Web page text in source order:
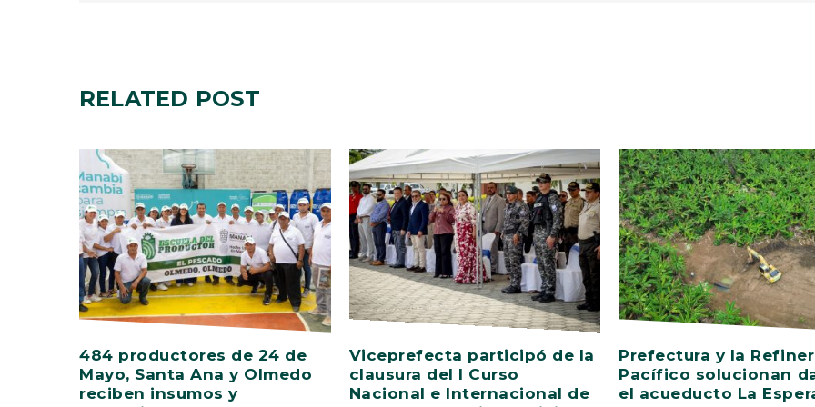
RELATED POST
484 productores de 24 de
Mayo, Santa Ana y Olmedo
reciben insumos y
Viceprefecta participó de la
clausura del I Curso
Nacional e Internacional de
Prefectura y la
Pacífico solucionan
el acueducto La